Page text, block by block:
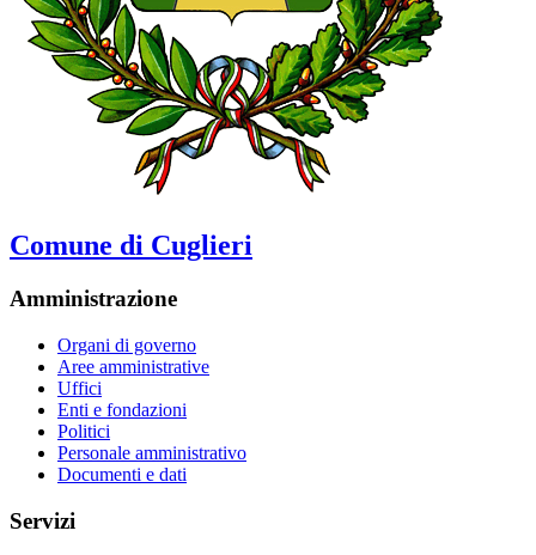
Comune di Cuglieri
Amministrazione
Organi di governo
Aree amministrative
Uffici
Enti e fondazioni
Politici
Personale amministrativo
Documenti e dati
Servizi